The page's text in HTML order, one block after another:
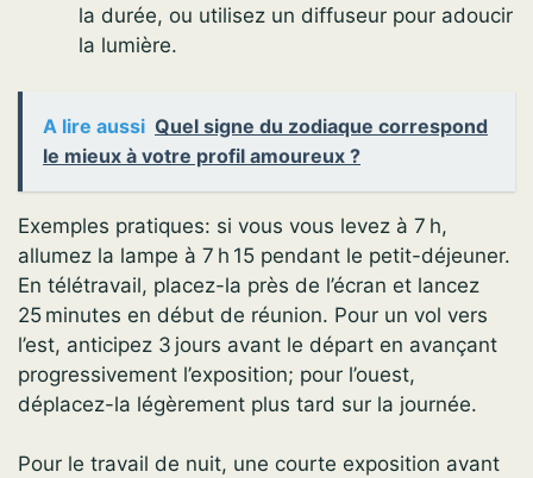
la durée, ou utilisez un diffuseur pour adoucir
la lumière.
A lire aussi Quel signe du zodiaque correspond
le mieux à votre profil amoureux ?
Exemples pratiques: si vous vous levez à 7 h,
allumez la lampe à 7 h 15 pendant le petit-déjeuner.
En télétravail, placez-la près de l’écran et lancez
25 minutes en début de réunion. Pour un vol vers
l’est, anticipez 3 jours avant le départ en avançant
progressivement l’exposition; pour l’ouest,
déplacez-la légèrement plus tard sur la journée.
Pour le travail de nuit, une courte exposition avant